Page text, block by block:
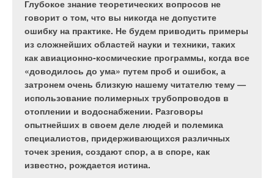
Глубокое знание теоретических вопросов не
говорит о том, что вы никогда не допустите
ошибку на практике. Не будем приводить примеры
из сложнейших областей науки и техники, таких
как авиационно-космические программы, когда все
«доводилось до ума» путем проб и ошибок, а
затронем очень близкую нашему читателю тему —
использование полимерных трубопроводов в
отоплении и водоснабжении. Разговоры
опытнейших в своем деле людей и полемика
специалистов, придерживающихся различных
точек зрения, создают спор, а в споре, как
известно, рождается истина.
электроснабжения. Только в Европе
скандинавской компанией Progman OY —
разработчиком MagiCAD продано более 3000
лицензий. Сегодня эта программа завоевывает
заслуженную популярность в России.
Рис. 1. Спецификация в
MagiSPEC
10 лет успешной работы, компания начинает
поставку трех новых серий биметаллических и
алюминиевых радиаторов отопления
оригинальной формы, стремясь стать лидером и
по дизайну.
Биметаллические секционные радиаторы со стальными
каналами для прохода теплоносителя и алюминиевым
оребрением хорошо известны российским потребителям
высокими прочностными характеристиками и
Современное оборудование и квалифицированный
персонал позволяют компании успешно производить
обработанные и литые детали весом от 50 г до 20 кг из
серого и ковкого чугуна, которые могут применяться в
автомобильной промышленности, машиностроении, для
монтажа газопровода, водопровода, систем отопления и
других областей. Общая площадь завода составляет 200 000